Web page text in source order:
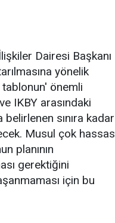
Dairesi Başkanı
yönelik
önemli
IKBY arasındaki
sınıra kadar
Musul çok hassas
planının
gerektiğini
için bu